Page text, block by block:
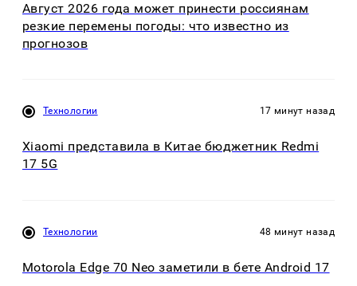
Август 2026 года может принести россиянам
резкие перемены погоды: что известно из
прогнозов
Технологии 17 минут назад
Xiaomi представила в Китае бюджетник Redmi
17 5G
Технологии 48 минут назад
Motorola Edge 70 Neo заметили в бете Android 17